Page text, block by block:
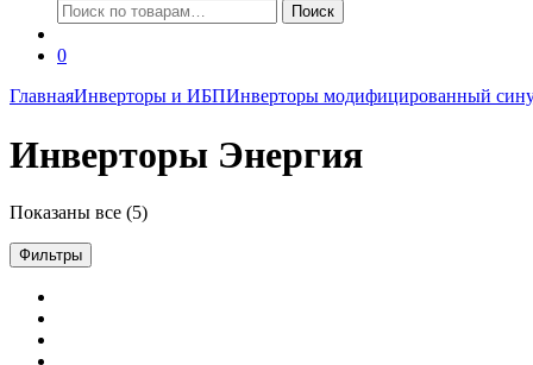
Искать:
Поиск
0
ГлавнаяИнверторы и ИБПИнверторы модифицированный
Инверторы Энергия
Показаны все (5)
Фильтры